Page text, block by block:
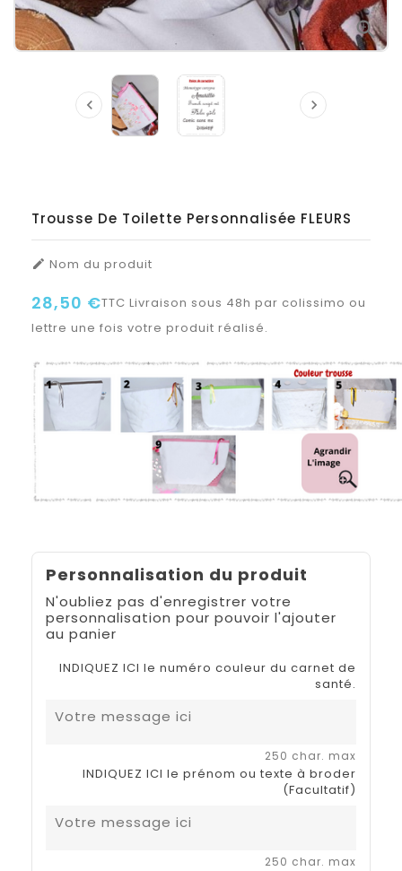

 
Trousse De Toilette Personnalisée FLEURS
 Nom du produit
28,50 €TTC Livraison sous 48h par colissimo ou
lettre une fois votre produit réalisé.
Personnalisation du produit
N'oubliez pas d'enregistrer votre
personnalisation pour pouvoir l'ajouter
au panier
INDIQUEZ ICI le numéro couleur du carnet de
santé.
250 char. max
INDIQUEZ ICI le prénom ou texte à broder
(Facultatif)
250 char. max